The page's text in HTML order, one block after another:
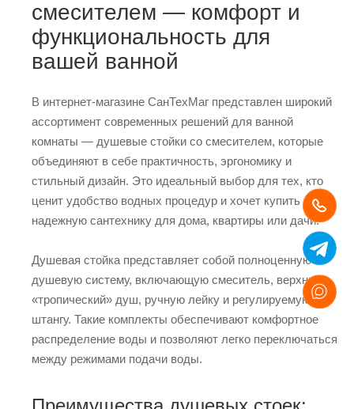
смесителем — комфорт и
функциональность для
вашей ванной
В интернет-магазине СанТехМаг представлен широкий
ассортимент современных решений для ванной
комнаты — душевые стойки со смесителем, которые
объединяют в себе практичность, эргономику и
стильный дизайн. Это идеальный выбор для тех, кто
ценит удобство водных процедур и хочет купить
надежную сантехнику для дома, квартиры или дачи.
Душевая стойка представляет собой полноценную
душевую систему, включающую смеситель, верхний
«тропический» душ, ручную лейку и регулируемую
штангу. Такие комплекты обеспечивают комфортное
распределение воды и позволяют легко переключаться
между режимами подачи воды.